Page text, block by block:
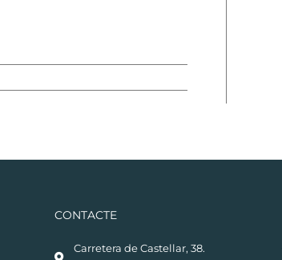
CONTACTE
Carretera de Castellar, 38.